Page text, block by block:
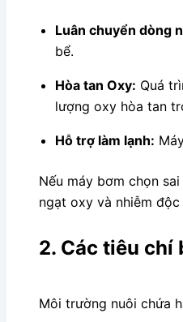
Luân chuyển dòng
bể.
Hòa tan Oxy: Quá
lượng oxy hòa tan
Hỗ trợ làm lạnh:
Nếu máy bơm chọn
ngạt oxy và nhiễm
2. Các tiêu chí
Môi trường nuôi chứa